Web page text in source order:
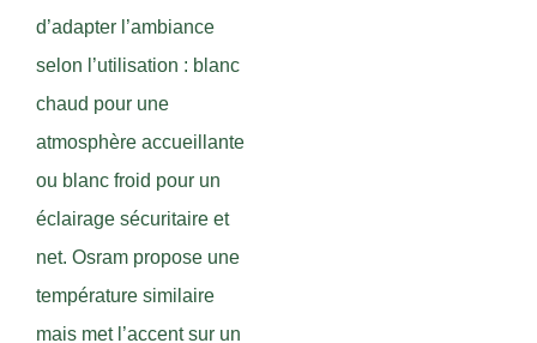
d’adapter l’ambiance
selon l’utilisation : blanc
chaud pour une
atmosphère accueillante
ou blanc froid pour un
éclairage sécuritaire et
net. Osram propose une
température similaire
mais met l’accent sur un